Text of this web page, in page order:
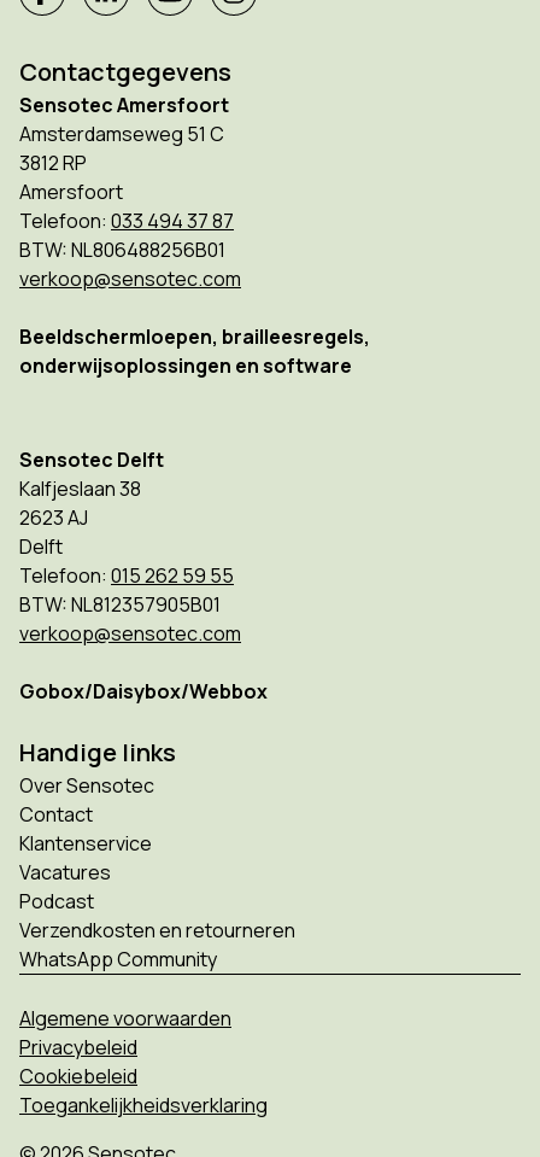
Contactgegevens
Sensotec Amersfoort
Amsterdamseweg 51 C
3812 RP
Amersfoort
Telefoon: 033 494 37 87
BTW: NL806488256B01
verkoop@sensotec.com
Beeldschermloepen, brailleesregels,
onderwijsoplossingen en software
Sensotec Delft
Kalfjeslaan 38
2623 AJ
Delft
Telefoon: 015 262 59 55
BTW: NL812357905B01
verkoop@sensotec.com
Gobox/Daisybox/Webbox
Handige links
Over Sensotec
Contact
Klantenservice
Vacatures
Podcast
Verzendkosten en retourneren
WhatsApp Community
Algemene voorwaarden
Privacybeleid
Cookiebeleid
Toegankelijkheidsverklaring